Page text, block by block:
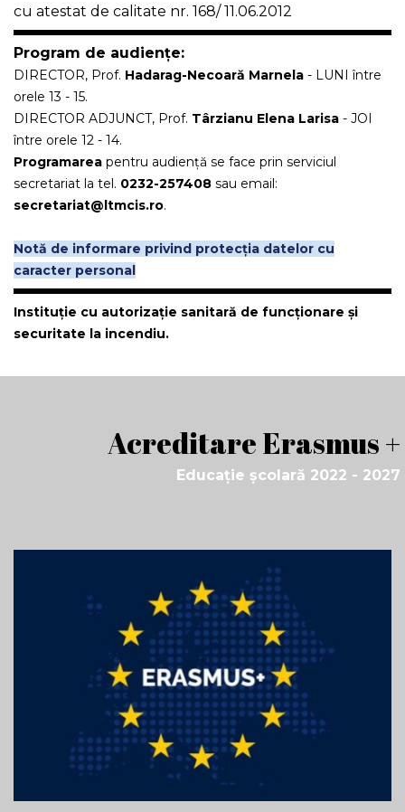
cu atestat de calitate nr. 168/ 11.06.2012
Program de audiențe:
DIRECTOR, Prof. Hadarag-Necoară Marnela - LUNI între
orele 13 - 15.
DIRECTOR ADJUNCT, Prof. Târzianu Elena Larisa - JOI
între orele 12 - 14.
Programarea pentru audiență se face prin serviciul
secretariat la tel. 0232-257408 sau email:
secretariat@ltmcis.ro.
Notă de informare privind protecția datelor cu
caracter personal
Instituție cu autorizație sanitară de funcționare și
securitate la incendiu.
Acreditare Erasmus +
Educație școlară 2022 - 2027